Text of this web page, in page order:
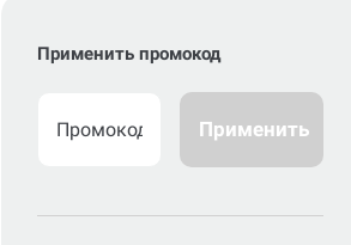
Применить промокод
Применить